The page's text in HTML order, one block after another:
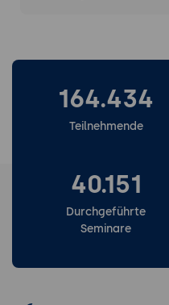
164.434
Teilnehmende
40.151
Durchgeführte
Seminare